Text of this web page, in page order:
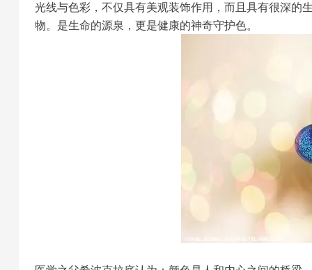
光线与色彩，不仅具有美观装饰作用，而且具有很深的
物。是生命的源泉，更是健康的神奇守护色。